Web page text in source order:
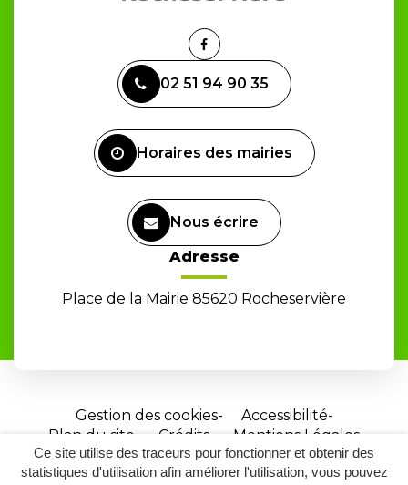
Ce site utilise des traceurs pour fonctionner et obtenir des
statistiques d'utilisation afin améliorer l'utilisation, vous pouvez
Lien
le
compte
02 51 94 90 35
Horaires des mairies
Nous écrire
Adresse
Place de la Mairie 85620 Rocheservière
Gestion des cookies
Accessibilité
Plan du site
Crédits
Mentions Légales
Site